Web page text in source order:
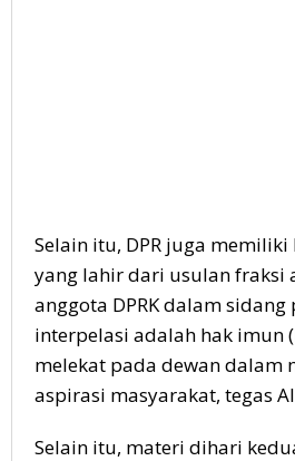
Selain itu, DPR juga
yang lahir dari usulan fraksi
anggota DPRK dalam
interpelasi adalah hak imun
melekat pada dewan dalam
aspirasi masyarakat, tegas
Selain itu, materi dihari